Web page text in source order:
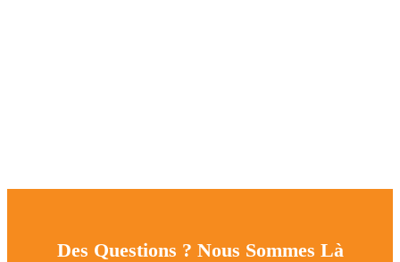
Des Questions ? Nous Sommes Là